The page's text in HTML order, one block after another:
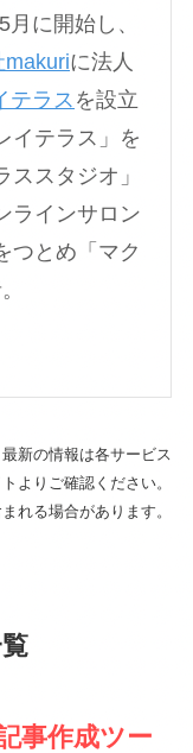
に開始し、
makuriに法人
テラスを設立
イテラス」を
スタジオ」
ラインサロン
つとめ「マク
新の情報は各サービス
よりご確認ください。
れる場合があります。
事作成ツー